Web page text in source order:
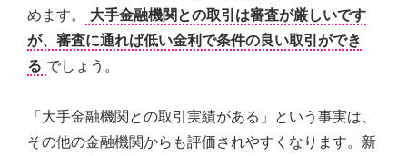
めます。
大手金融機関との取引は審査が厳しいです
が、審査に通れば低い金利で条件の良い取引ができ
る でしょう。
「大手金融機関との取引実績がある」という事実は、
その他の金融機関からも評価されやすくなります。新